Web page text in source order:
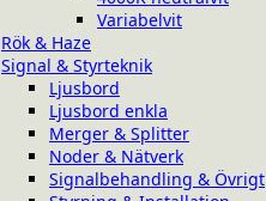
Variabelvit
Rök & Haze
Signal & Styrteknik
Ljusbord
Ljusbord enkla
Merger & Splitter
Noder & Nätverk
Signalbehandling & Övrigt